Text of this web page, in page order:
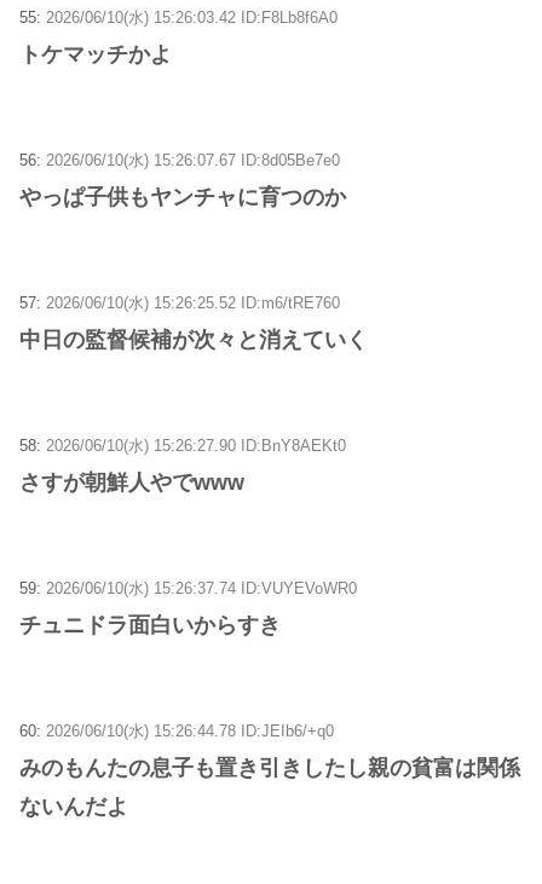
55: 2026/06/10(水) 15:26:03.42 ID:F8Lb8f6A0
トケマッチかよ
56: 2026/06/10(水) 15:26:07.67 ID:8d05Be7e0
やっぱ子供もヤンチャに育つのか
57: 2026/06/10(水) 15:26:25.52 ID:m6/tRE760
中日の監督候補が次々と消えていく
58: 2026/06/10(水) 15:26:27.90 ID:BnY8AEKt0
さすが朝鮮人やでwww
59: 2026/06/10(水) 15:26:37.74 ID:VUYEVoWR0
チュニドラ面白いからすき
60: 2026/06/10(水) 15:26:44.78 ID:JEIb6/+q0
みのもんたの息子も置き引きしたし親の貧富は関係
ないんだよ